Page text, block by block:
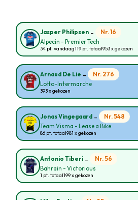
Jasper Philipsen - Nr. 16
Alpecin - Premier Tech
34 pt. vandaag119 pt. totaal953 x gekozen
Arnaud De Lie - Nr. 276
Lotto-Intermarche
393 x gekozen
Jonas Vingegaard - Nr. 548
Team Visma - Lease a Bike
86 pt. totaal981 x gekozen
Antonio Tiberi - Nr. 56
Bahrain - Victorious
1 pt. totaal199 x gekozen